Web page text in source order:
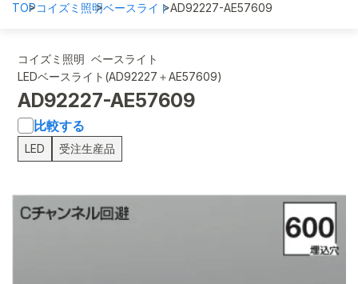
TOPコイズミ照明ベースライトAD92227-AE57609
コイズミ照明 ベースライト
LEDベースライト(AD92227＋AE57609)
AD92227-AE57609
比較する
LED 受注生産品